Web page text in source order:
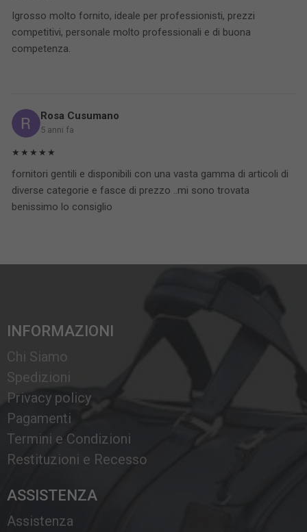
Igrosso molto fornito, ideale per professionisti, prezzi
competitivi, personale molto professionali e di buona
competenza.
Rosa Cusumano
5 anni fa
★★★★★
fornitori gentili e disponibili con una vasta gamma di articoli di
diverse categorie e fasce di prezzo ..mi sono trovata
benissimo lo consiglio
INFORMAZIONI
Chi Siamo
Spedizioni
Privacy policy
Pagamenti
Termini e Condizioni
Restituzioni e Recesso
ASSISTENZA
Assistenza